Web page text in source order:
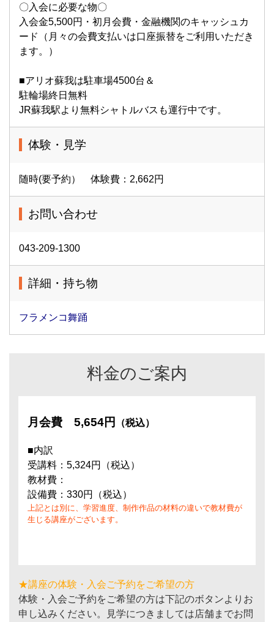
〇入会に必要な物〇
入会金5,500円・初月会費・金融機関のキャッシュカ
ード（月々の会費支払いは口座振替をご利用いただき
ます。）
■アリオ蘇我は駐車場4500台＆
駐輪場終日無料
JR蘇我駅より無料シャトルバスも運行中です。
体験・見学
随時(要予約） 体験費：2,662円
お問い合わせ
043-209-1300
詳細・持ち物
フラメンコ舞踊
料金のご案内
月会費 5,654円 （税込）
■内訳
受講料：5,324円（税込）
教材費：
設備費：330円（税込）
上記とは別に、学習進度、制作作品の材料の違いで教材費が
生じる講座がございます。
★講座の体験・入会ご予約をご希望の方
体験・入会ご予約をご希望の方は下記のボタンよりお
申し込みください。見学につきましては店舗までお問